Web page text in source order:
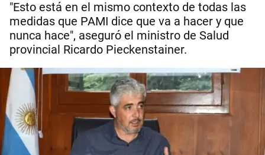
"Esto está en el mismo contexto de todas las
medidas que PAMI dice que va a hacer y que
nunca hace", aseguró el ministro de Salud
provincial Ricardo Pieckenstainer.